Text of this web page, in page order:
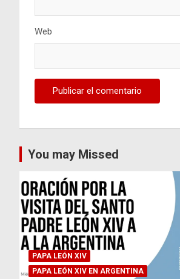
Web
You may Missed
PAPA LEÓN XIV
PAPA LEÓN XIV EN ARGENTINA